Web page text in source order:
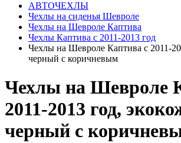
АВТОЧЕХЛЫ
Чехлы на сиденья Шевроле
Чехлы на Шевроле Каптива
Чехлы Каптива с 2011-2013 год
Чехлы на Шевроле Каптива с 2011-
черный с коричневым
Чехлы на Шевроле
2011-2013 год,
черный с